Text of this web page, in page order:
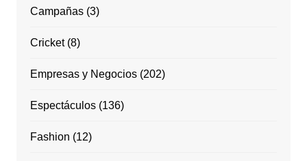
Campañas(3)
Cricket(8)
Empresas y Negocios(202)
Espectáculos(136)
Fashion (12)